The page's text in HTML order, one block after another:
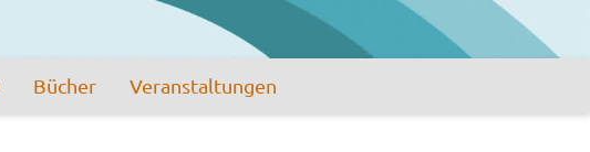
Bücher Veranstaltungen